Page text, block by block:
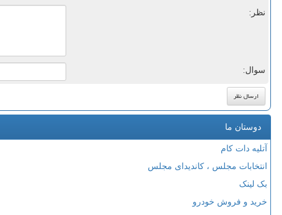
نظر:
سوال:
دوستان ما
آتلیه دات کام
انتخابات مجلس ، کاندیدای مجلس
بک لینک
خرید و فروش خودرو